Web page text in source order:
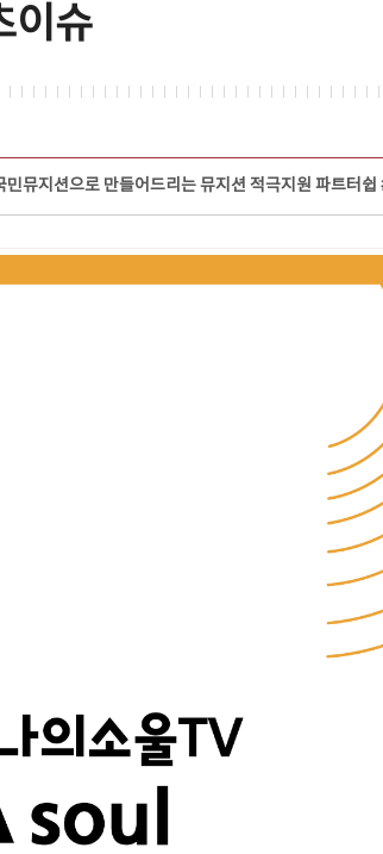
이슈
민뮤지션으로 만들어드리는 뮤지션 적극지원 파트터